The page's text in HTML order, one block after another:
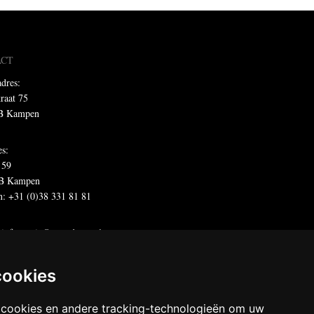
en andere tracking-technologieën om uw
75
Kampen
Kampen
+31 (0)38 331 81 81
informatie@metadecor.nl